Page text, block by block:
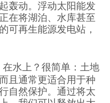
轰动。浮动太阳能发
在将湖泊、水库甚至
可再生能源发电站，
在水上？很简单：土地
且通常更适合用于种
自然保护。通过将太